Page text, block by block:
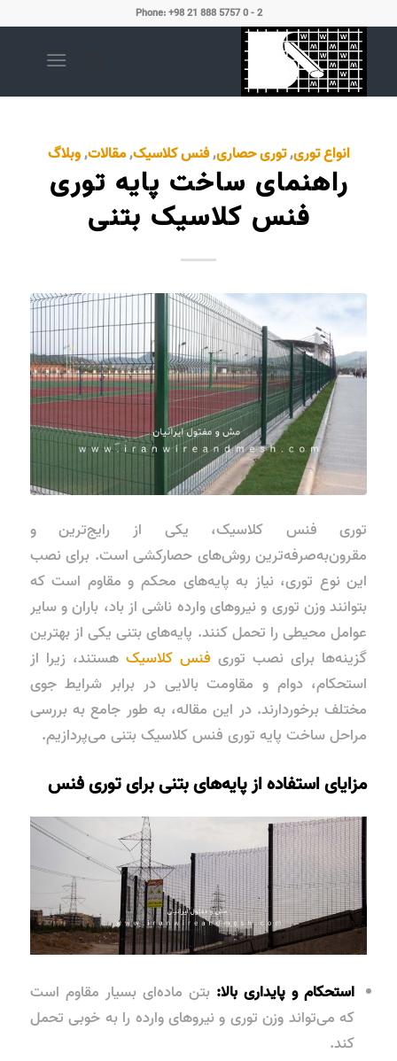
Phone: +98 21 888 5757 0 - 2
انواع توری,توری حصاری,فنس کلاسیک,مقالات,وبلاگ
راهنمای ساخت پایه توری
فنس کلاسیک بتنی
توری فنس کلاسیک، یکی از رایج‌ترین و
مقرون‌به‌صرفه‌ترین روش‌های حصارکشی است. برای نصب
این نوع توری، نیاز به پایه‌های محکم و مقاوم است که
بتوانند وزن توری و نیروهای وارده ناشی از باد، باران و سایر
عوامل محیطی را تحمل کنند. پایه‌های بتنی یکی از بهترین
گزینه‌ها برای نصب توری فنس کلاسیک هستند، زیرا از
استحکام، دوام و مقاومت بالایی در برابر شرایط جوی
مختلف برخوردارند. در این مقاله، به طور جامع به بررسی
مراحل ساخت پایه توری فنس کلاسیک بتنی می‌پردازیم.
مزایای استفاده از پایه‌های بتنی برای توری فنس
استحکام و پایداری بالا: بتن ماده‌ای بسیار مقاوم است
که می‌تواند وزن توری و نیروهای وارده را به خوبی تحمل
کند.